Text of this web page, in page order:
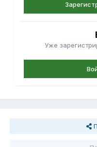
Уже